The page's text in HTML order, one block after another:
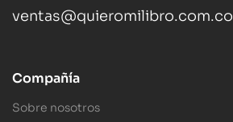
ventas@quieromilibro.com.co
Compañía
Sobre nosotros